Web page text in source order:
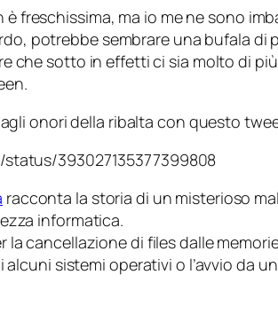
è freschissima, ma io me ne sono
potrebbe sembrare una bufala
che sotto in effetti ci sia molto di
.
onori della ribalta con questo
393027135377399808
racconta la storia di un misterioso
informatica.
la cancellazione di files dalle
sistemi operativi o l’avvio da